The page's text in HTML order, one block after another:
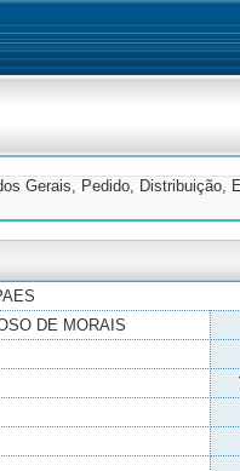
Gerais, Pedido, Distribuição,
DE MORAIS